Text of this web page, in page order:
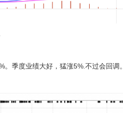
季度业绩大好，猛涨5%.不过会回调。